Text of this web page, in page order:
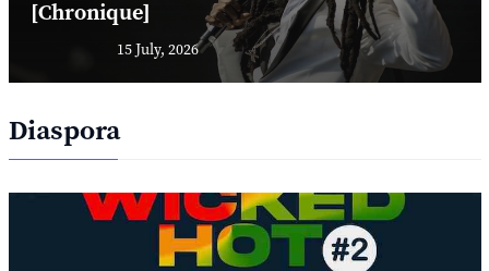
[Chronique]
15 July, 2026
Diaspora